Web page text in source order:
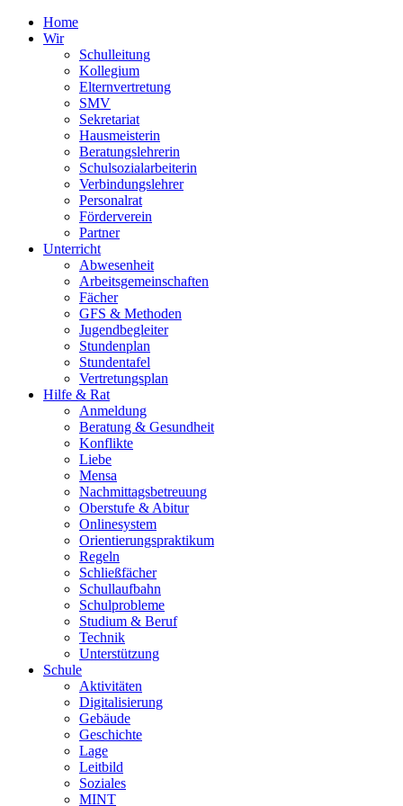
Home
Wir
Schulleitung
Kollegium
Elternvertretung
SMV
Sekretariat
Hausmeisterin
Beratungslehrerin
Schulsozialarbeiterin
Verbindungslehrer
Personalrat
Förderverein
Partner
Unterricht
Abwesenheit
Arbeitsgemeinschaften
Fächer
GFS & Methoden
Jugendbegleiter
Stundenplan
Stundentafel
Vertretungsplan
Hilfe & Rat
Anmeldung
Beratung & Gesundheit
Konflikte
Liebe
Mensa
Nachmittagsbetreuung
Oberstufe & Abitur
Onlinesystem
Orientierungspraktikum
Regeln
Schließfächer
Schullaufbahn
Schulprobleme
Studium & Beruf
Technik
Unterstützung
Schule
Aktivitäten
Digitalisierung
Gebäude
Geschichte
Lage
Leitbild
Soziales
MINT